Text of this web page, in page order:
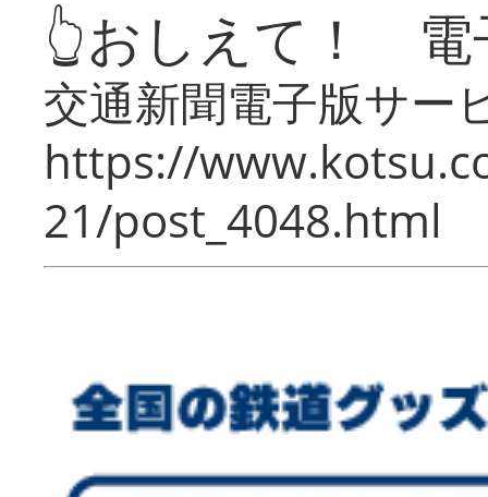
👆おしえて！ 電
交通新聞電子版サー
https://
21/post_4048.html